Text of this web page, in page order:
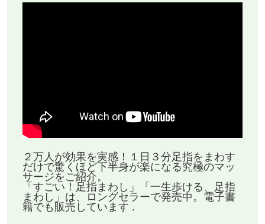
私の著書「すごい足指まわし」は、2017年10月に出
版し 現在８刷目
３万部以上を販売し、ロングセラーとなっておりま
す。
2021年2月には、Kindle版がAmazon・楽天で販売開
２万人が効果を実感！１日３分足指をまわす
だけで驚くほど下半身が楽になる究極のマッ
サージをご紹介。
「すごい！足指まわし」「一生歩ける、足指
まわし」は、ロングセラーで発売中。電子書
籍でも販売しています .